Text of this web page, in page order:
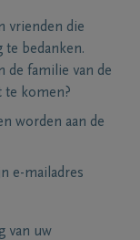
vrienden die
te bedanken.
de familie van de
te komen?
worden aan de
e-mailadres
van uw